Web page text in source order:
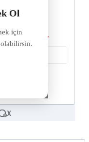
Ol
için
olabilirsin.